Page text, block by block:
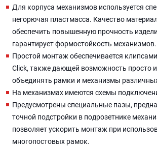
Для корпуса механизмов используется
негорючая пластмасса. Качество
обеспечить повышенную прочность
гарантирует формостойкость механизмов.
Простой монтаж обеспечивается
Click, также дающей возможность просто
объединять рамки и механизмы
На механизмах имеются схемы
Предусмотрены специальные пазы,
точной подстройки в подрозетнике
позволяет ускорить монтаж при
многопостовых рамок.